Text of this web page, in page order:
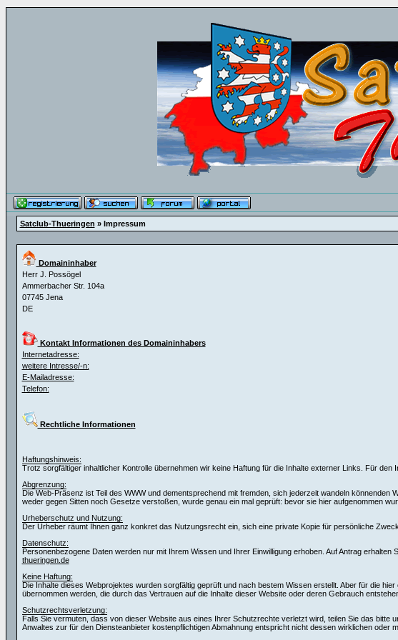
Satclub-Thueringen » Impressum
Domaininhaber
Herr J. Possögel
Ammerbacher Str. 104a
07745 Jena
DE
Kontakt Informationen des Domaininhabers
Internetadresse:
weitere Intresse/-n:
E-Mailadresse:
Telefon:
Rechtliche Informationen
Haftungshinweis:
Trotz sorgfältiger inhaltlicher Kontrolle übernehmen wir keine Haftung für die Inhalte externer Links. Für
Abgrenzung:
Die Web-Präsenz ist Teil des WWW und dementsprechend mit fremden, sich jederzeit wandeln
weder gegen Sitten noch Gesetze verstoßen, wurde genau ein mal geprüft: bevor sie hier aufgenommen
Urheberschutz und Nutzung:
Der Urheber räumt Ihnen ganz konkret das Nutzungsrecht ein, sich eine private Kopie für persönliche
Datenschutz:
Personenbezogene Daten werden nur mit Ihrem Wissen und Ihrer Einwilligung erhoben. Auf Antrag
thueringen.de
Keine Haftung:
Die Inhalte dieses Webprojektes wurden sorgfältig geprüft und nach bestem Wissen erstellt. Aber für die
übernommen werden, die durch das Vertrauen auf die Inhalte dieser Website oder deren Gebrauch
Schutzrechtsverletzung:
Falls Sie vermuten, dass von dieser Website aus eines Ihrer Schutzrechte verletzt wird, teilen Sie das bitte
Anwaltes zur für den Diensteanbieter kostenpflichtigen Abmahnung entspricht nicht dessen wirklichen oder